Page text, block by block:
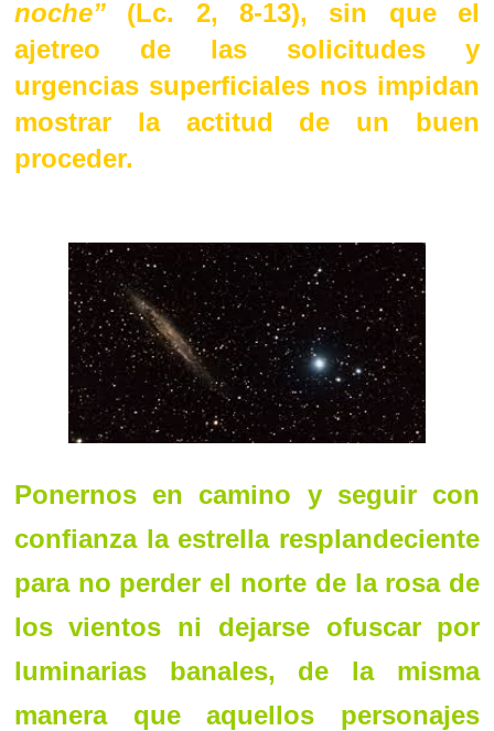
noche”(Lc. 2, 8-13), sin que el
ajetreo de las solicitudes y
urgencias superficiales nos impidan
mostrar la actitud de un buen
proceder.
Ponernos en camino y seguir con
confianza la estrella resplandeciente
para no perder el norte de la rosa de
los vientos ni dejarse ofuscar por
luminarias banales, de la misma
manera que aquellos personajes